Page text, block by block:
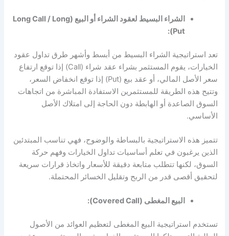
الشراء البسيط لعقود الشراء أو البيع (Long Call / Long
Put):
تعد استراتيجية الشراء البسيط من أبسط وأشهر طرق تداول عقود
الخيارات، يقوم المستثمر بشراء عقد شراء (Call) إذا توقع ارتفاع
سعر الأصل المالي، أو عقد بيع (Put) إذا توقع انخفاض السعر،
وتتيح هذه الطريقة للمستثمرين الاستفادة المباشرة من اتجاهات
السوق الصاعدة أو الهابطة دون الحاجة إلى امتلاك الأصل
الأساسي.
تتميز هذه الاستراتيجية بالبساطة والوضوح، فهي تناسب المبتدئين
الذين يرغبون في تعلم أساسيات تداول الخيارات وفهم حركة
السوق، لكنها تتطلب متابعة دقيقة للأسعار واتخاذ قرارات سريعة
لتحقيق أقصى قدر من الربح وتقليل الخسائر المحتملة.
البيع المغطى (Covered Call):
تستخدم استراتيجية البيع المغطى لتعظيم العوائد من الأصول